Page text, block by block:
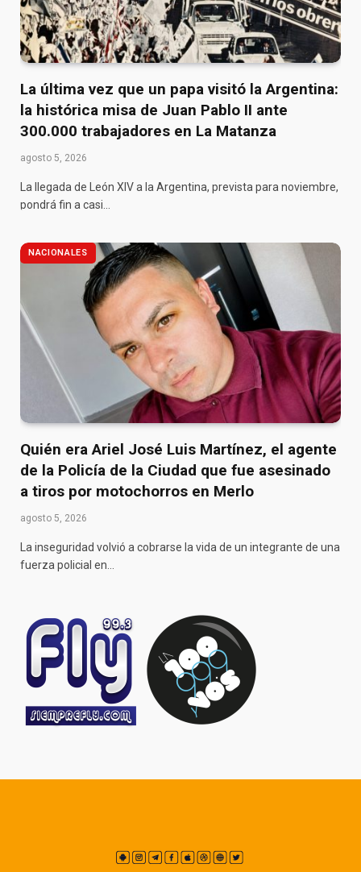
La última vez que un papa visitó la Argentina:
la histórica misa de Juan Pablo II ante
300.000 trabajadores en La Matanza
agosto 5, 2026
La llegada de León XIV a la Argentina, prevista para noviembre,
pondrá fin a casi…
NACIONALES
Quién era Ariel José Luis Martínez, el agente
de la Policía de la Ciudad que fue asesinado
a tiros por motochorros en Merlo
agosto 5, 2026
La inseguridad volvió a cobrarse la vida de un integrante de una
fuerza policial en…